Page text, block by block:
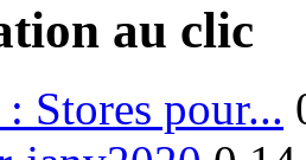
au clic
Stores pour...